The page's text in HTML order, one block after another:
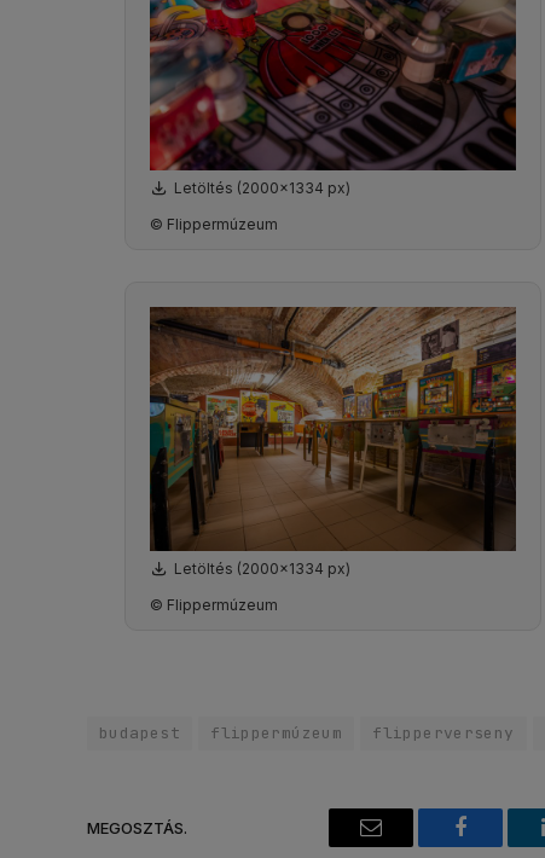
Letöltés (2000x1334 px)
© Flippermúzeum
Letöltés (2000x1334 px)
© Flippermúzeum
budapest flippermúzeum flipperverseny
MEGOSZTÁS.
Email Facebook